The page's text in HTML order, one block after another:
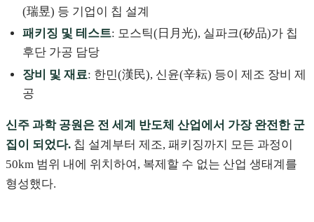
(瑞昱) 등 기업이 칩 설계
패키징 및 테스트: 모스틱(日月光), 실파크(矽品)가 칩
후단 가공 담당
장비 및 재료: 한민(漢民), 신윤(辛耘) 등이 제조 장비 제
공
신주 과학 공원은 전 세계 반도체 산업에서 가장 완전한 군
집이 되었다. 칩 설계부터 제조, 패키징까지 모든 과정이
50km 범위 내에 위치하여, 복제할 수 없는 산업 생태계를
형성했다.